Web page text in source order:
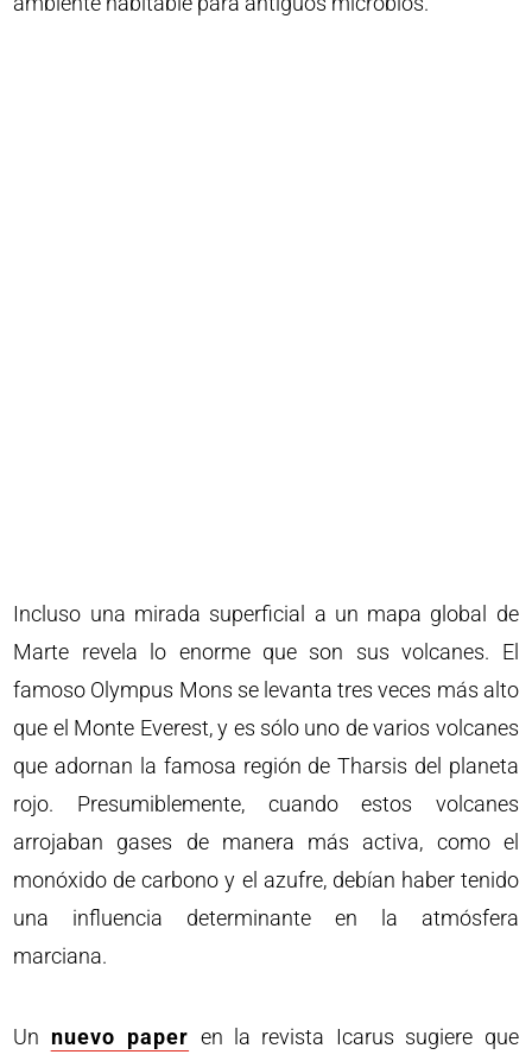
Incluso una mirada superficial a un mapa global de
Marte revela lo enorme que son sus volcanes. El
famoso Olympus Mons se levanta tres veces más alto
que el Monte Everest, y es sólo uno de varios volcanes
que adornan la famosa región de Tharsis del planeta
rojo. Presumiblemente, cuando estos volcanes
arrojaban gases de manera más activa, como el
monóxido de carbono y el azufre, debían haber tenido
una influencia determinante en la atmósfera
marciana.
Un nuevo paper en la revista Icarus sugiere que